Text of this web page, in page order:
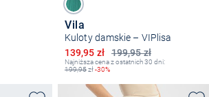
Vila
Kuloty damskie – VIPlisa
199,95 zł
Obniżona cena
139,95 zł
Najniższa cena z ostatnich 30 dni:
199,95zł-30%